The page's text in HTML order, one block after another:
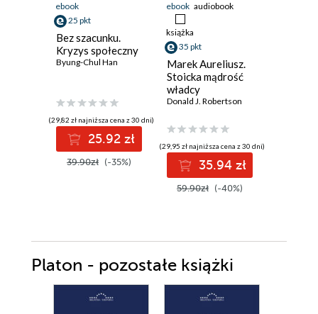
ebook
25 pkt
Bez szacunku.
Kryzys społeczny
Byung-Chul Han
(29,82 zł najniższa cena z 30 dni)
25.92 zł
39.90zł (-35%)
ebook audiobook
książka
35 pkt
Marek Aureliusz.
Stoicka mądrość
władcy
Donald J. Robertson
(29,95 zł najniższa cena z 30 dni)
35.94 zł
59.90zł (-40%)
Platon - pozostałe książki